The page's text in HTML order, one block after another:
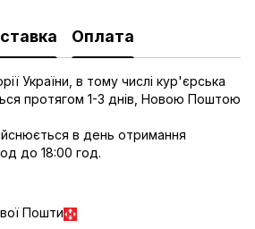
Оплата
України, в тому числі кур'єрська
протягом 1-3 днів, Новою Поштою
в день отримання
до 18:00 год.
Пошти